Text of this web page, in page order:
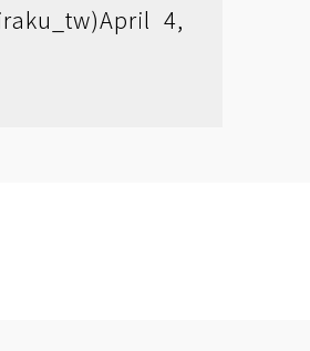
April 4,